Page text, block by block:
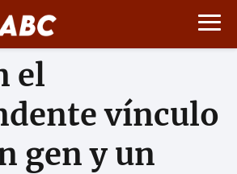
el
vínculo
gen y un